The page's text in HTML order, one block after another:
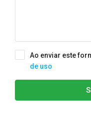
Ao enviar este
de uso